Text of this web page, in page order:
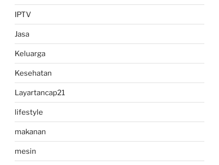
IPTV
Jasa
Keluarga
Kesehatan
Layartancap21
lifestyle
makanan
mesin